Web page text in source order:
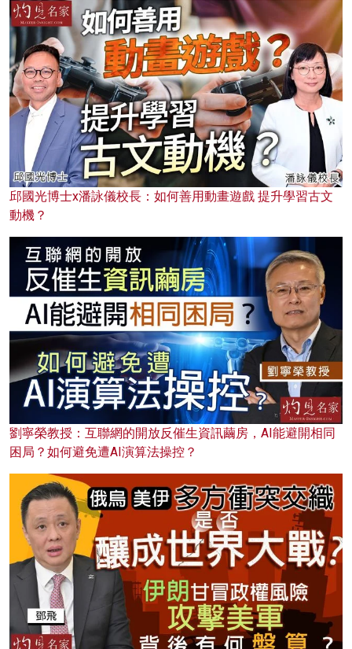
邱國光博士x潘詠儀校長：如何善用動畫遊戲 提升學習古文
動機？
劉寧榮教授：互聯網的開放反催生資訊繭房，AI能避開相同
困局？如何避免遭AI演算法操控？